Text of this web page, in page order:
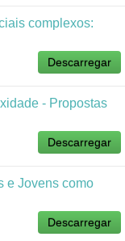
complexos:
Descarregar
- Propostas
Descarregar
e Jovens como
Descarregar